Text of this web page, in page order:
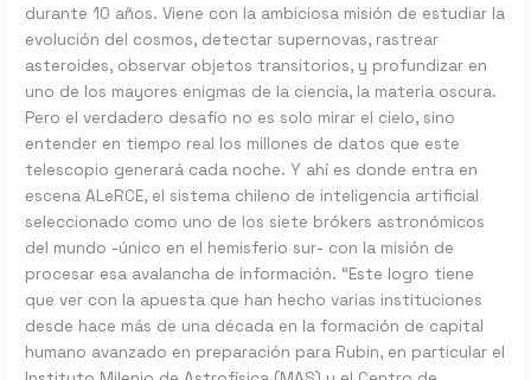
durante 10 años. Viene con la ambiciosa misión de estudiar la
evolución del cosmos, detectar supernovas, rastrear
asteroides, observar objetos transitorios, y profundizar en
uno de los mayores enigmas de la ciencia, la materia oscura.
Pero el verdadero desafío no es solo mirar el cielo, sino
entender en tiempo real los millones de datos que este
telescopio generará cada noche. Y ahí es donde entra en
escena ALeRCE, el sistema chileno de inteligencia artificial
seleccionado como uno de los siete brókers astronómicos
del mundo -único en el hemisferio sur- con la misión de
procesar esa avalancha de información. “Este logro tiene
que ver con la apuesta que han hecho varias instituciones
desde hace más de una década en la formación de capital
humano avanzado en preparación para Rubin, en particular el